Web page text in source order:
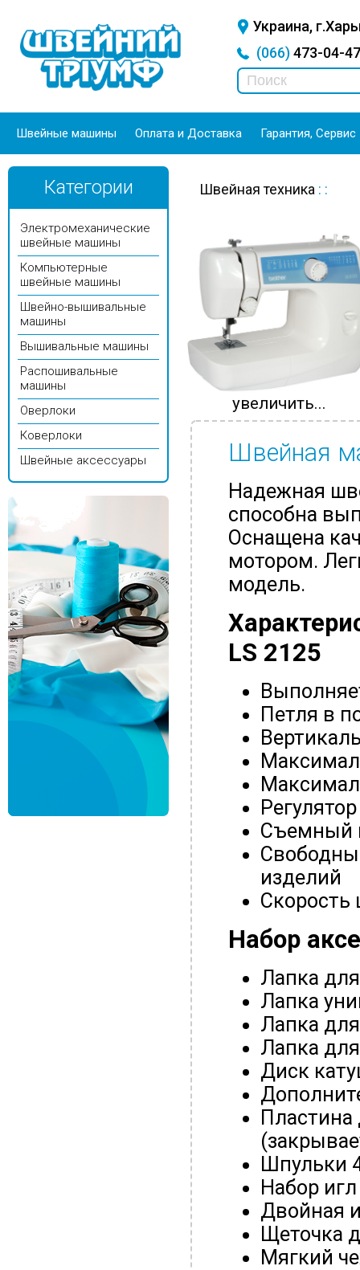
Украина,
(066)473-04-
Швейные машины Оплата и Доставка Гарантия, Сервис
Категории
Электромеханические
швейные машины
Компьютерные
швейные машины
Швейно-вышивальные
машины
Вышивальные машины
Распошивальные
машины
Оверлоки
Коверлоки
Швейные аксессуары
Швейная техника : :
увеличить...
Швейная
Надежная
способна
Оснащена
мотором.
модель.
LS 2125
Петля в
Съемный
изделий
Скорость
Набор
Лапка
Лапка
Лапка
Лапка
Диск
Шпульки
Набор игл
Двойная
Щеточка
Мягкий